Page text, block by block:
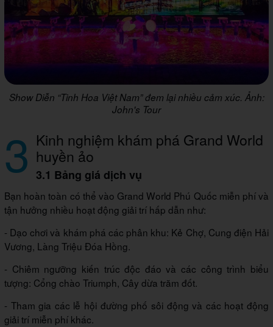
Show Diễn “Tinh Hoa Việt Nam” đem lại nhiều cảm xúc. Ảnh:
John's Tour
3 Kinh nghiệm khám phá Grand World
huyền ảo
3.1 Bảng giá dịch vụ
Bạn hoàn toàn có thể vào Grand World Phú Quốc miễn phí và
tận hưởng nhiều hoạt động giải trí hấp dẫn như:
- Dạo chơi và khám phá các phân khu: Kẻ Chợ, Cung điện Hải
Vương, Làng Triệu Đóa Hồng.
- Chiêm ngưỡng kiến trúc độc đáo và các công trình biểu
tượng: Cổng chào Triumph, Cây dừa trăm đốt.
- Tham gia các lễ hội đường phố sôi động và các hoạt động
giải trí miễn phí khác.